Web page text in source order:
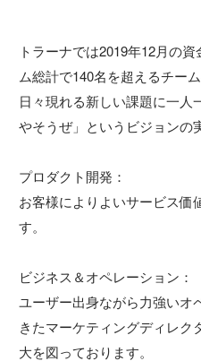
トラーナでは2019年12月の
ム総計で140名を超えるチー
日々現れる新しい課題に一
やそうぜ」というビジョンの
プロダクト開発：
お客様によりよいサービス価
す。
ビジネス＆オペレーション：
ユーザー出身ながら力強いオ
きたマーケティングディレ
大を図っております。